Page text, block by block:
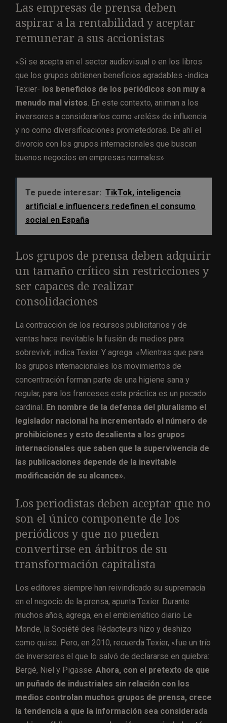
Las empresas de prensa deben
aspirar a la rentabilidad y aceptar
remunerar a sus accionistas
«Si se acepta en el sector audiovisual o en los libros
que los grupos obtienen beneficios agradables -indica
Texier- los beneficios de los periódicos son muy a
menudo mal vistos. En este contexto, animan a los
inversores a considerarlos como «relés» de influencia
y no como diversificaciones prometedoras. De ahí el
divorcio con los grupos internacionales que buscan
buenos negocios en empresas normales».
Te puede interesar: TikTok, inteligencia
artificial e influencers redefinen el consumo
social en España
Los grupos de prensa deben adquirir
un tamaño crítico sin restricciones y
ser capaces de realizar
consolidaciones
La contracción de los recursos publicitarios y de
ventas hace inevitable la fusión de medios para
sobrevivir, indica Texier. Y agrega: «Mientras que para
los grupos internacionales los movimientos de
concentración forman parte de una higiene sana y
regular, para los franceses esta práctica es un pecado
cardinal. En nombre de la defensa del pluralismo el
legislador nacional ha incrementado el número de
prohibiciones y esto desalienta a los grupos
internacionales que saben que la supervivencia de
las publicaciones depende de la inevitable
modificación de su alcance».
Los periodistas deben aceptar que no
son el único componente de los
periódicos y que no pueden
convertirse en árbitros de su
transformación capitalista
Los editores siempre han reivindicado su supremacía
en el negocio de la prensa, apunta Texier. Durante
muchos años, agrega, en el emblemático diario Le
Monde, la Société des Rédacteurs hizo y deshizo
como quiso. Pero, en 2010, recuerda Texier, «fue un trío
de inversores el que lo salvó de declararse en quiebra:
Bergé, Niel y Pigasse. Ahora, con el pretexto de que
un puñado de industriales sin relación con los
medios controlan muchos grupos de prensa, crece
la tendencia a que la información sea considerada